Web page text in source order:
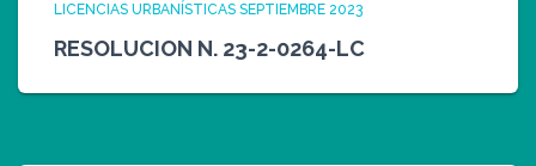
LICENCIAS URBANÍSTICAS SEPTIEMBRE 2023
RESOLUCION N. 23-2-0264-LC